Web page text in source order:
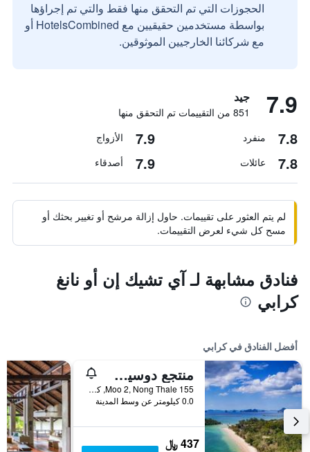
الحجوزات التي تم التحقق منها فقط والتي تم إجراؤها
بواسطة مستخدمين حقيقيين مع HotelsCombined أو
مع شركائنا الخارجيين الموثوقين.
7.9 جيد
851 من التقييمات تم التحقق منها
7.8 منفرد 7.9 الأزواج
7.8 عائلات 7.9 أصدقاء
لم يتم العثور على تقييمات. حاول إزالة مرشح أو تغيير بحثك أو
مسح كل شيء لعرض التقييمات.
فنادق مشابهة لـ آي تشيك إن أو نانغ
كرابي
أفضل الفنادق في كرابي
منتجع دوسيت ثاني كرابي بيتش
155 Moo 2, Nong Thale, كرابي, تايلاند
0.0 كيلومتر عن وسط المدينة
437 ﷼